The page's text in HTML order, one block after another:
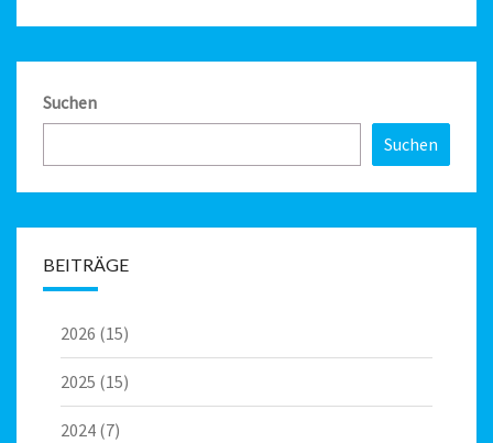
Suchen
Suchen
BEITRÄGE
2026 (15)
2025 (15)
2024 (7)